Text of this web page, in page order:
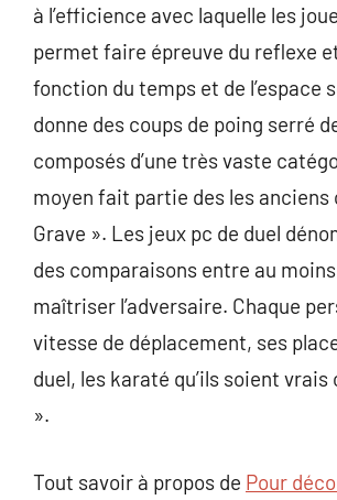
à l’efficience avec laquelle les
permet faire épreuve du reflexe
fonction du temps et de
donne des coups de poing serré
composés d’une très vaste
moyen fait partie des les anciens
Grave ». Les jeux pc de duel
des comparaisons entre au
maîtriser l’adversaire. Chaque
vitesse de déplacement, ses
duel, les karaté qu’ils soient
».
Tout savoir à propos de Pour